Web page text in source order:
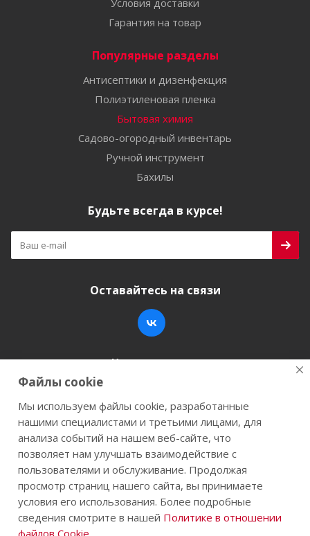
Условия доставки
Гарантия на товар
Популярные разделы
Антисептики и дизенфекция
Полиэтиленовая пленка
Бытовая химия
Садово-огородный инвентарь
Ручной инструмент
Бахилы
Будьте всегда в курсе!
Оставайтесь на связи
Наши контакты
+7 (846) 200-05-15
г. Самара, ул. Заводское шоссе, 17
2026 © Строй-К.рф. Сайт не является публичной
офертой.
Файлы cookie
Мы используем файлы cookie, разработанные
нашими специалистами и третьими лицами, для
анализа событий на нашем веб-сайте, что
позволяет нам улучшать взаимодействие с
пользователями и обслуживание. Продолжая
просмотр страниц нашего сайта, вы принимаете
условия его использования. Более подробные
сведения смотрите в нашей Политике в отношении
файлов Cookie